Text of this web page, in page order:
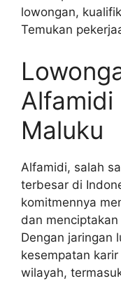
lowongan,
Temukan
Alfamidi
Maluku
Alfamidi, salah
terbesar di
komitmennya
dan
Dengan jaringan
kesempatan
wilayah,